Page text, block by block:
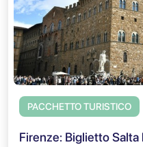
PACCHETTO TURISTICO